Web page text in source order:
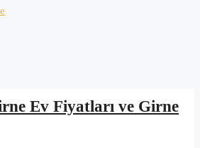
Ev Fiyatları ve Girne